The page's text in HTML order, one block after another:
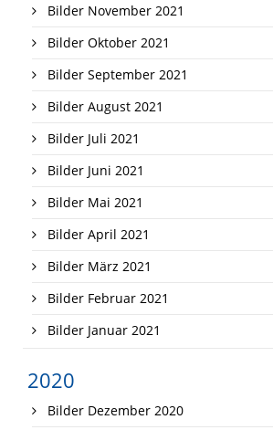
Bilder November 2021
Bilder Oktober 2021
Bilder September 2021
Bilder August 2021
Bilder Juli 2021
Bilder Juni 2021
Bilder Mai 2021
Bilder April 2021
Bilder März 2021
Bilder Februar 2021
Bilder Januar 2021
2020
Bilder Dezember 2020